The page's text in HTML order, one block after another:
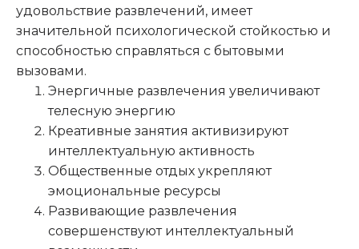
удовольствие развлечений, имеет
значительной психологической стойкостью и
способностью справляться с бытовыми
вызовами.
Энергичные развлечения увеличивают
телесную энергию
Креативные занятия активизируют
интеллектуальную активность
Общественные отдых укрепляют
эмоциональные ресурсы
Развивающие развлечения
совершенствуют интеллектуальный